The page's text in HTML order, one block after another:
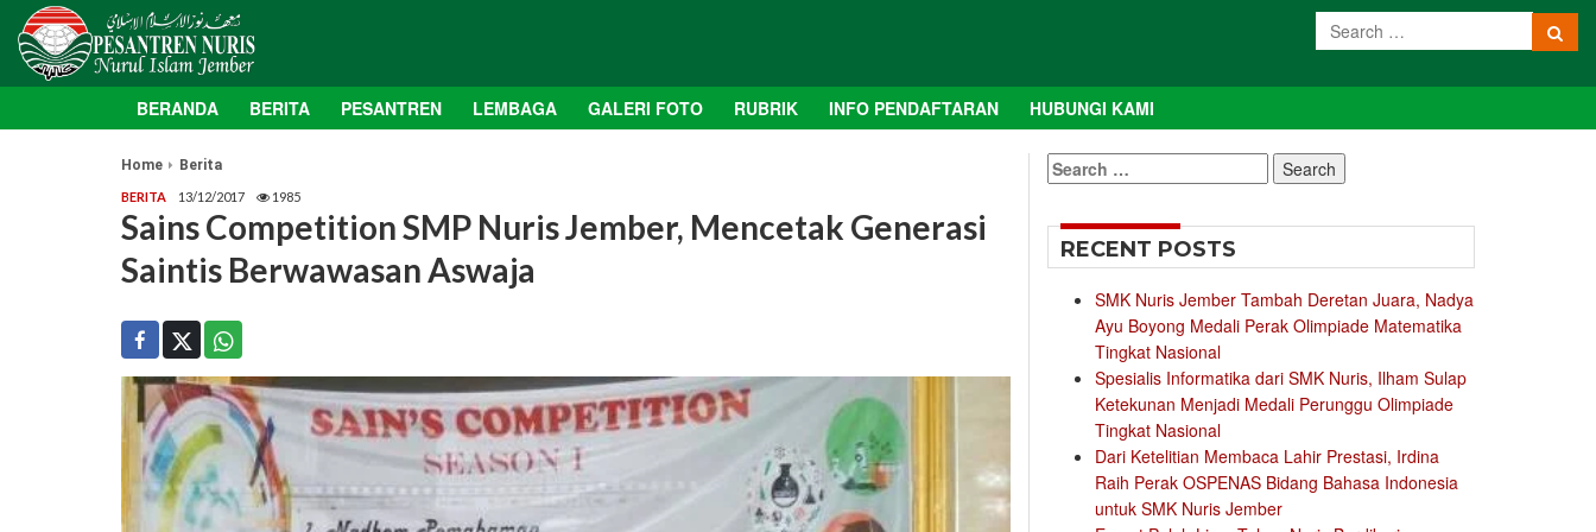
BERANDA BERITA PESANTREN LEMBAGA GALERI FOTO RUBRIK INFO PENDAFTARAN HUBUNGI KAMI
Home Berita
BERITA 13/12/2017 1985
Sains Competition SMP Nuris Jember, Mencetak Generasi
Saintis Berwawasan Aswaja
Search
for:
RECENT POSTS
SMK Nuris Jember Tambah Deretan Juara, Nadya
Ayu Boyong Medali Perak Olimpiade Matematika
Tingkat Nasional
Spesialis Informatika dari SMK Nuris, Ilham Sulap
Ketekunan Menjadi Medali Perunggu Olimpiade
Tingkat Nasional
Dari Ketelitian Membaca Lahir Prestasi, Irdina
Raih Perak OSPENAS Bidang Bahasa Indonesia
untuk SMK Nuris Jember